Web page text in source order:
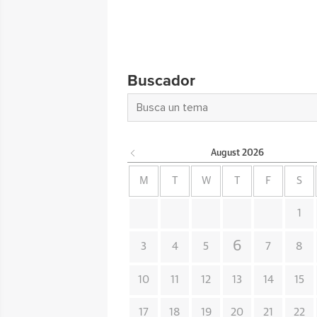
Buscador
August 2026
M W F S
1
3 4 5 6 7 8
10 11 12 13 14 15
17 18 19 20 21 22